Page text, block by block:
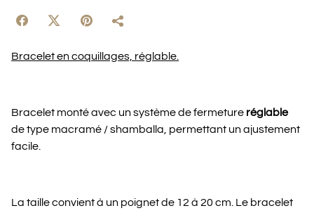
Bracelet en coquillages, réglable.
Bracelet monté avec un système de fermeture réglable
de type macramé / shamballa, permettant un ajustement
facile.
La taille convient à un poignet de 12 à 20 cm. Le bracelet